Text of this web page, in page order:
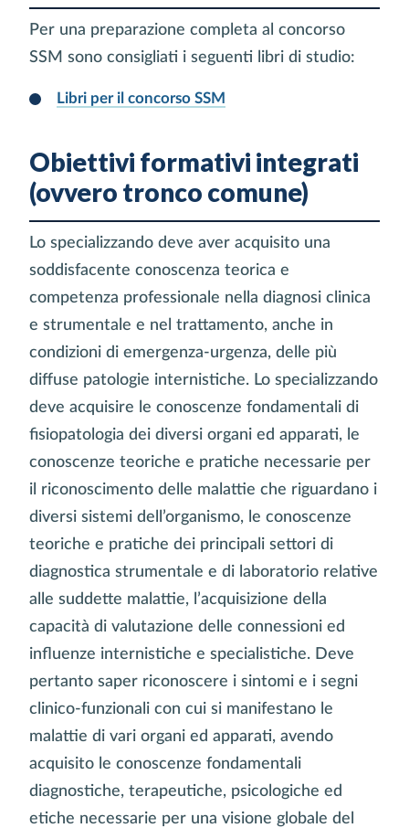
Per una preparazione completa al concorso
SSM sono consigliati i seguenti libri di studio:
Libri per il concorso SSM
Obiettivi formativi integrati
(ovvero tronco comune)
Lo specializzando deve aver acquisito una
soddisfacente conoscenza teorica e
competenza professionale nella diagnosi clinica
e strumentale e nel trattamento, anche in
condizioni di emergenza-urgenza, delle più
diffuse patologie internistiche. Lo specializzando
deve acquisire le conoscenze fondamentali di
fisiopatologia dei diversi organi ed apparati, le
conoscenze teoriche e pratiche necessarie per
il riconoscimento delle malattie che riguardano i
diversi sistemi dell’organismo, le conoscenze
teoriche e pratiche dei principali settori di
diagnostica strumentale e di laboratorio relative
alle suddette malattie, l’acquisizione della
capacità di valutazione delle connessioni ed
influenze internistiche e specialistiche. Deve
pertanto saper riconoscere i sintomi e i segni
clinico-funzionali con cui si manifestano le
malattie di vari organi ed apparati, avendo
acquisito le conoscenze fondamentali
diagnostiche, terapeutiche, psicologiche ed
etiche necessarie per una visione globale del